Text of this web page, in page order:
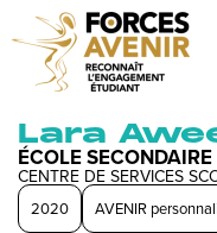
Lara
ÉCOLE
CENTRE DE SERVICES
2020 AVENIR